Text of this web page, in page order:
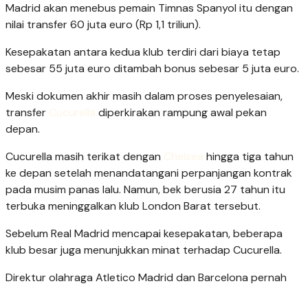
Madrid akan menebus pemain Timnas Spanyol itu dengan
nilai transfer 60 juta euro (Rp 1,1 triliun).
Kesepakatan antara kedua klub terdiri dari biaya tetap
sebesar 55 juta euro ditambah bonus sebesar 5 juta euro.
Meski dokumen akhir masih dalam proses penyelesaian,
transfer Cucurella diperkirakan rampung awal pekan
depan.
Cucurella masih terikat dengan Chelsea hingga tiga tahun
ke depan setelah menandatangani perpanjangan kontrak
pada musim panas lalu. Namun, bek berusia 27 tahun itu
terbuka meninggalkan klub London Barat tersebut.
Sebelum Real Madrid mencapai kesepakatan, beberapa
klub besar juga menunjukkan minat terhadap Cucurella.
Direktur olahraga Atletico Madrid dan Barcelona pernah